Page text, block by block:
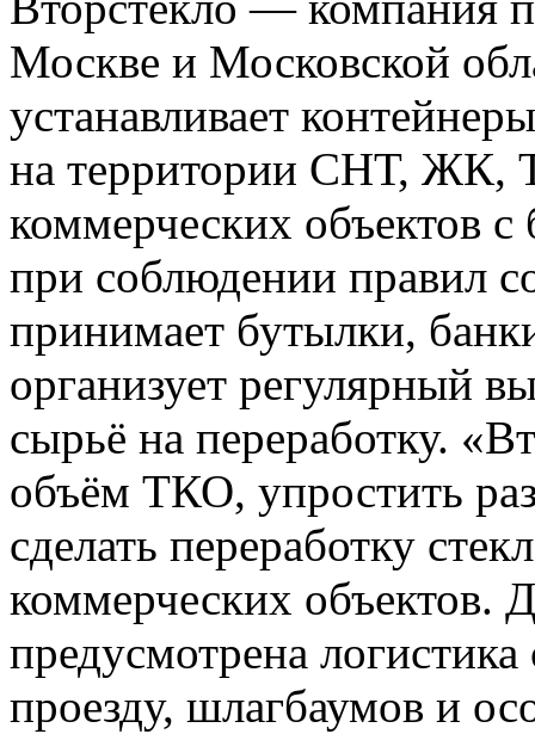
Москве и Московской
устанавливает
на территории СНТ, ЖК,
коммерческих объектов
при соблюдении правил
принимает бутылки,
организует регулярный
сырьё на переработку.
объём ТКО, упростить
сделать переработку
коммерческих объектов.
предусмотрена
проезду, шлагбаумов и